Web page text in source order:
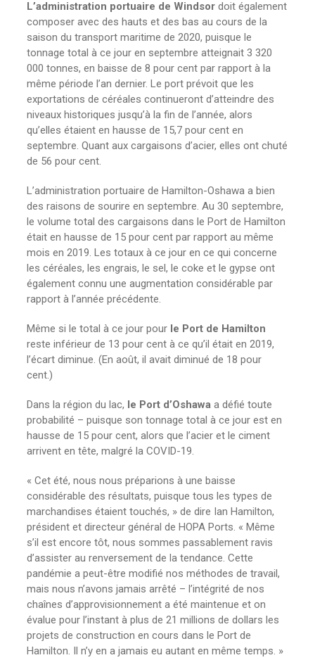
L’administration portuaire de Windsordoit également
composer avec des hauts et des bas au cours de la
saison du transport maritime de 2020, puisque le
tonnage total à ce jour en septembre atteignait 3 320
000 tonnes, en baisse de 8 pour cent par rapport à la
même période l’an dernier. Le port prévoit que les
exportations de céréales continueront d’atteindre des
niveaux historiques jusqu’à la fin de l’année, alors
qu’elles étaient en hausse de 15,7 pour cent en
septembre. Quant aux cargaisons d’acier, elles ont chuté
de 56 pour cent.
L’administration portuaire de Hamilton-Oshawa a bien
des raisons de sourire en septembre. Au 30 septembre,
le volume total des cargaisons dans le Port de Hamilton
était en hausse de 15 pour cent par rapport au même
mois en 2019. Les totaux à ce jour en ce qui concerne
les céréales, les engrais, le sel, le coke et le gypse ont
également connu une augmentation considérable par
rapport à l’année précédente.
Même si le total à ce jour pour le Port de Hamilton
reste inférieur de 13 pour cent à ce qu’il était en 2019,
l’écart diminue. (En août, il avait diminué de 18 pour
cent.)
Dans la région du lac, le Port d’Oshawaa défié toute
probabilité – puisque son tonnage total à ce jour est en
hausse de 15 pour cent, alors que l’acier et le ciment
arrivent en tête, malgré la COVID-19.
« Cet été, nous nous préparions à une baisse
considérable des résultats, puisque tous les types de
marchandises étaient touchés, » de dire Ian Hamilton,
président et directeur général de HOPA Ports. « Même
s’il est encore tôt, nous sommes passablement ravis
d’assister au renversement de la tendance. Cette
pandémie a peut-être modifié nos méthodes de travail,
mais nous n’avons jamais arrêté – l’intégrité de nos
chaînes d’approvisionnement a été maintenue et on
évalue pour l’instant à plus de 21 millions de dollars les
projets de construction en cours dans le Port de
Hamilton. Il n’y en a jamais eu autant en même temps. »